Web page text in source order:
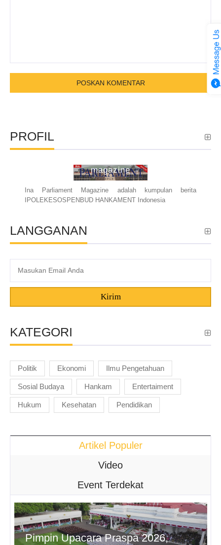
PROFIL
magazine
Ina Parliament Magazine adalah kumpulan berita
IPOLEKESOSPENBUD HANKAMENT Indonesia
LANGGANAN
Kirim
KATEGORI
Politik Ekonomi Ilmu Pengetahuan
Sosial Budaya Hankam Entertaiment
Hukum Kesehatan Pendidikan
Artikel Populer
Video
Event Terdekat
Pimpin Upacara Praspa 2026,